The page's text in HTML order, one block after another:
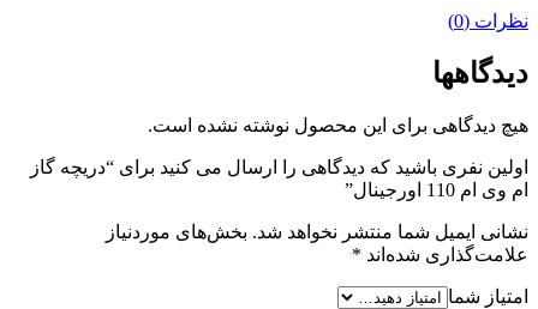
نظرات (0)
دیدگاهها
هیچ دیدگاهی برای این محصول نوشته نشده است.
اولین نفری باشید که دیدگاهی را ارسال می کنید برای “دریچه گاز
ام وی ام 110 اورجینال”
نشانی ایمیل شما منتشر نخواهد شد. بخش‌های موردنیاز
علامت‌گذاری شده‌اند *
امتیاز شما